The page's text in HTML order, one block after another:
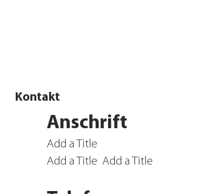
Kontakt
Add a Title
Add a Title
Add a Title
Anschrift